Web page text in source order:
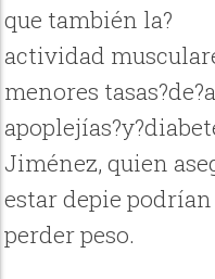
que también la?
actividad
menores
Jiménez, quien
estar depie
perder peso.